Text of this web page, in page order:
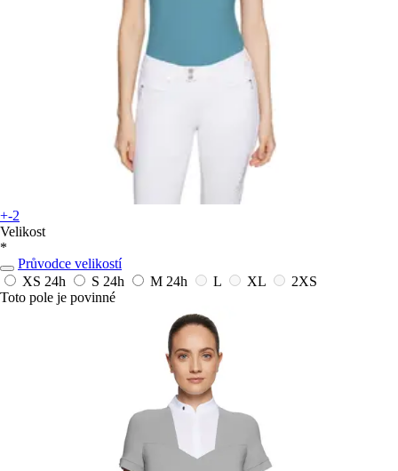
+-2
Velikost
*
Průvodce velikostí
XS 24h S 24h M 24h L XL
2XS
Toto pole je povinné